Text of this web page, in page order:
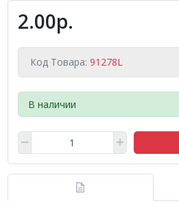
2.00р.
Код Товара: 91278L
В наличии